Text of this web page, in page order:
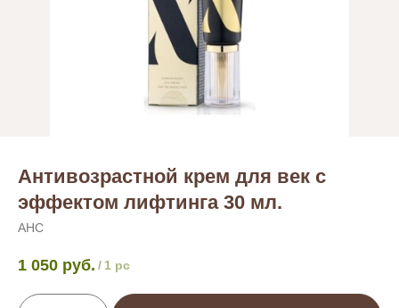
Антивозрастной крем для век с
эффектом лифтинга 30 мл.
AHC
1 050 руб. / 1 pc